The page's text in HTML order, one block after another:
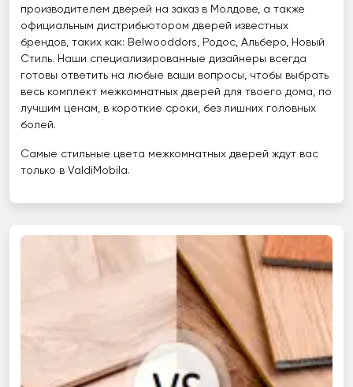
производителем дверей на заказ в Молдове, а также
официальным дистрибьютором дверей известных
брендов, таких как: Belwooddors, Родос, Альберо, Новый
Стиль. Наши специализированные дизайнеры всегда
готовы ответить на любые ваши вопросы, чтобы выбрать
весь комплект межкомнатных дверей для твоего дома, по
лучшим ценам, в короткие сроки, без лишних головных
болей.
Самые стильные цвета межкомнатных дверей ждут вас
только в ValdiMobila.